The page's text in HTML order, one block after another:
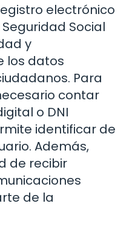
electrónico
Social
y
los datos
Para
contar
o DNI
identificar de
Además,
de recibir
de la